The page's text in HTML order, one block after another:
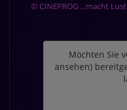
© CINEPROG ...macht
Möchten Sie
ansehen)